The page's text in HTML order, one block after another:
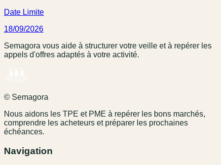
Date Limite
18/09/2026
Semagora vous aide à structurer votre veille et à repérer les
appels d'offres adaptés à votre activité.
© Semagora
Nous aidons les TPE et PME à repérer les bons marchés,
comprendre les acheteurs et préparer les prochaines
échéances.
Navigation